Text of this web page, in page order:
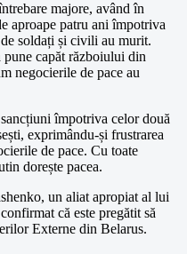
majore, având în
aproape patru ani împotriva
soldați și civili au murit.
capăt războiului din
negocierile de pace au
împotriva celor două
exprimându-și frustrarea
de pace. Cu toate
dorește pacea.
un aliat apropiat al lui
că este pregătit să
Externe din Belarus.